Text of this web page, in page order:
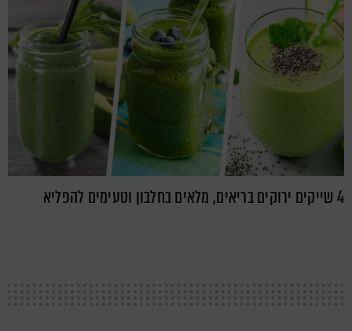
4 שייקים ירוקים בריאים, מלאים בחלבון וטעימים להפליא